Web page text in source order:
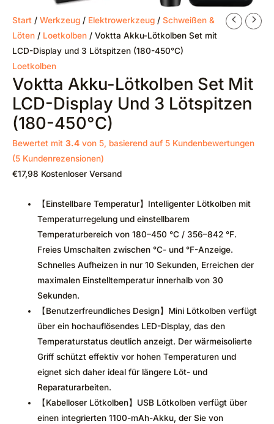
Start / Werkzeug / Elektrowerkzeug / Schweißen &
Löten / Loetkolben / Voktta Akku-Lötkolben Set mit
LCD-Display und 3 Lötspitzen (180-450°C)
Loetkolben
Voktta Akku-Lötkolben Set Mit
LCD-Display Und 3 Lötspitzen
(180-450°C)
Bewertet mit 3.4 von 5, basierend auf 5 Kundenbewertungen
(5 Kundenrezensionen)
€17,98 Kostenloser Versand
【Einstellbare Temperatur】Intelligenter Lötkolben mit
Temperaturregelung und einstellbarem
Temperaturbereich von 180–450 °C / 356–842 °F.
Freies Umschalten zwischen °C- und °F-Anzeige.
Schnelles Aufheizen in nur 10 Sekunden, Erreichen der
maximalen Einstelltemperatur innerhalb von 30
Sekunden.
【Benutzerfreundliches Design】Mini Lötkolben verfügt
über ein hochauflösendes LED-Display, das den
Temperaturstatus deutlich anzeigt. Der wärmeisolierte
Griff schützt effektiv vor hohen Temperaturen und
eignet sich daher ideal für längere Löt- und
Reparaturarbeiten.
【Kabelloser Lötkolben】USB Lötkolben verfügt über
einen integrierten 1100-mAh-Akku, der Sie von